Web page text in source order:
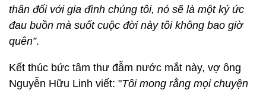
thân đối với gia đình chúng tôi, nó sẽ là một ký ức
đau buồn mà suốt cuộc đời này tôi không bao giờ
quên”.
Kết thúc bức tâm thư đẫm nước mắt này, vợ ông
Nguyễn Hữu Linh viết: "Tôi mong rằng mọi chuyện